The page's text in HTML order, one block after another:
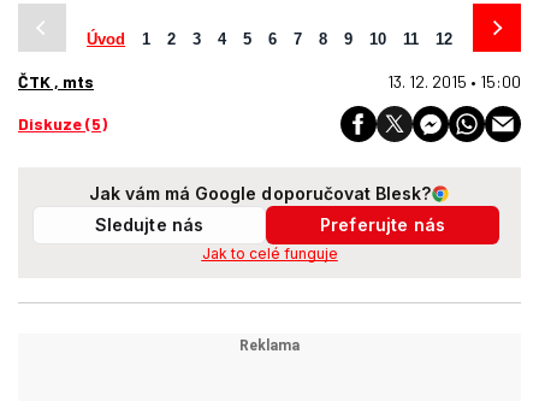
Úvod 1 2 3 4 5 6 7 8 9 10 11 12
ČTK , mts 13. 12. 2015 • 15:00
Diskuze (5)
Jak vám má Google doporučovat Blesk?
Sledujte nás
Preferujte nás
Jak to celé funguje